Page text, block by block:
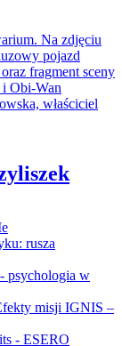
rusza
misji IGNIS –